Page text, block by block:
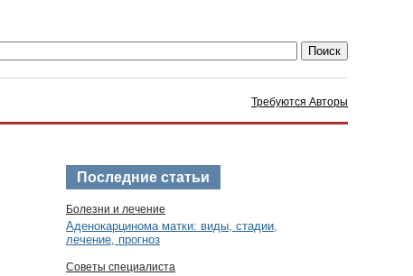
Требуются Авторы
Последние статьи
Болезни и лечение
Аденокарцинома матки: виды, стадии,
лечение, прогноз
Советы специалиста